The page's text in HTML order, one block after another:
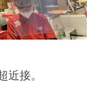
接。